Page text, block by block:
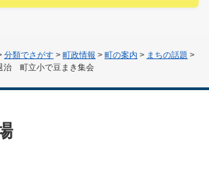
分類でさがす > 町政情報 > 町の案内 > まちの話題 >
治 町立小で豆まき集会